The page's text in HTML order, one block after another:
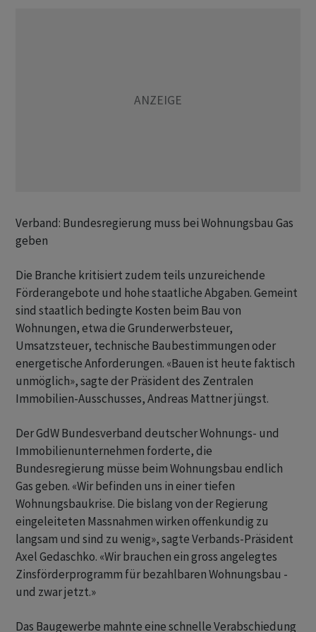
Verband: Bundesregierung muss bei Wohnungsbau Gas
geben
Die Branche kritisiert zudem teils unzureichende
Förderangebote und hohe staatliche Abgaben. Gemeint
sind staatlich bedingte Kosten beim Bau von
Wohnungen, etwa die Grunderwerbsteuer,
Umsatzsteuer, technische Baubestimmungen oder
energetische Anforderungen. «Bauen ist heute faktisch
unmöglich», sagte der Präsident des Zentralen
Immobilien-Ausschusses, Andreas Mattner jüngst.
Der GdW Bundesverband deutscher Wohnungs- und
Immobilienunternehmen forderte, die
Bundesregierung müsse beim Wohnungsbau endlich
Gas geben. «Wir befinden uns in einer tiefen
Wohnungsbaukrise. Die bislang von der Regierung
eingeleiteten Massnahmen wirken offenkundig zu
langsam und sind zu wenig», sagte Verbands-Präsident
Axel Gedaschko. «Wir brauchen ein gross angelegtes
Zinsförderprogramm für bezahlbaren Wohnungsbau -
und zwar jetzt.»
Das Baugewerbe mahnte eine schnelle Verabschiedung